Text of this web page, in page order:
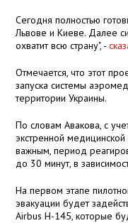
Сегодня полностью
Львове и Киеве. Далее
охватит всю страну", -
Отмечается, что этот
запуска системы
территории Украины.
По словам Авакова, с
экстренной
важным, период
до 30 минут, в
На первом этапе
эвакуации будет
Airbus H-145, которые